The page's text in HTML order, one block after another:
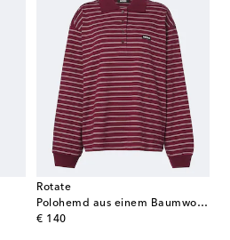
Rotate
Polohemd aus einem Baumwollgemisch
€ 140
original price